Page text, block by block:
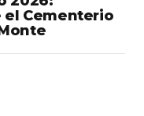
Cementerio